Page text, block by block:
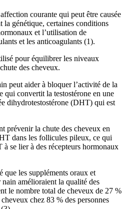
courante qui peut être causée
la génétique, certaines conditions
et l’utilisation de
et les anticoagulants (1).
pour équilibrer les niveaux
des cheveux.
peut aider à bloquer l’activité de la
qui convertit la testostérone en une
dihydrotestostérone (DHT) qui est
prévenir la chute des cheveux en
dans les follicules pileux, ce qui
se lier à des récepteurs hormonaux
que les suppléments oraux et
amélioraient la qualité des
le nombre total de cheveux de 27 %
chez 83 % des personnes